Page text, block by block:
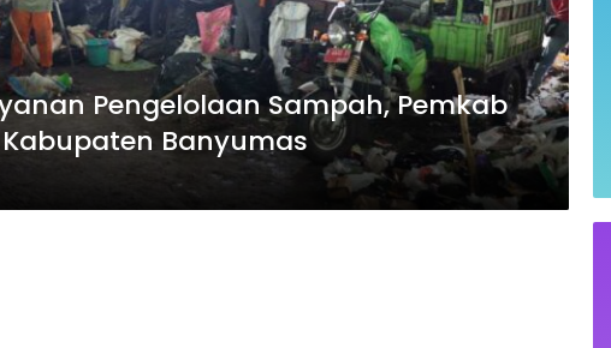
Pengelolaan Sampah, Pemkab
Kabupaten Banyumas